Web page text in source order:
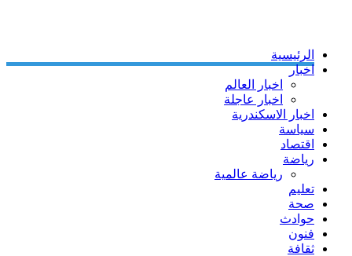
الرئيسية
اخبار
اخبار العالم
اخبار عاجلة
اخبار الاسكندرية
سياسة
اقتصاد
رياضة
رياضة عالمية
تعليم
صحة
حوادث
فنون
ثقافة